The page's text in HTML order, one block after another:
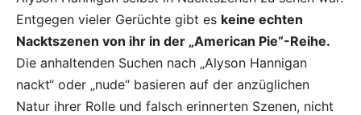
Entgegen vieler Gerüchte gibt es keine echten
Nacktszenen von ihr in der „American Pie“-Reihe.
Die anhaltenden Suchen nach „Alyson Hannigan
nackt“ oder „nude“ basieren auf der anzüglichen
Natur ihrer Rolle und falsch erinnerten Szenen, nicht